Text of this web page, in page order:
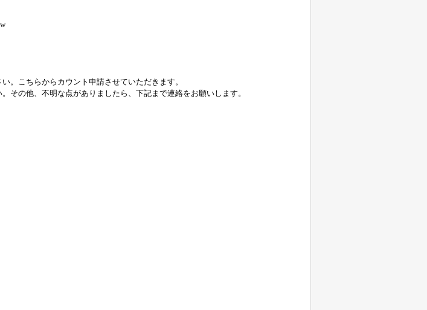
。こちらからカウント申請させていただきます。
その他、不明な点がありましたら、下記まで連絡をお願いします。